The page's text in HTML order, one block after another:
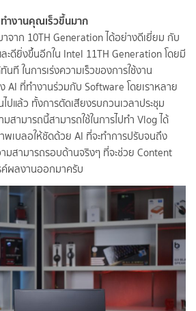
ำงานคุณเร็วขึ้นมาก
จาก 10TH Generation ได้อย่างดีเยี่ยม กับ
ะดียิ่งขึ้นอีกใน Intel 11TH Generation โดยมี
ที ในการเร่งความเร็วของการใช้งาน
AI ที่ทำงานร่วมกับ Software โดยเราหลาย
ไปแล้ว ทั้งการตัดเสียงรบกวนเวลาประชุม
สามารถนี้สามารถใช้ในการไปทำ Vlog ได้
พเบลอให้ชัดด้วย AI ที่จะทำการปรับจนถึง
มสามารถรอบด้านจริงๆ ที่จะช่วย Content
ผลงานออกมาครับ